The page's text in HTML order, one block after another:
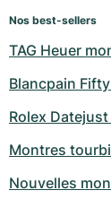
Nos best-sellers
TAG Heuer
Blancpain
Rolex
Montres
Nouvelles